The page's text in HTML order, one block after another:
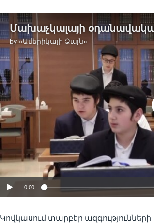
by«Ամերիկայի Ձայն»
No media
0:00
Կովկասում տարբեր ազգությունների